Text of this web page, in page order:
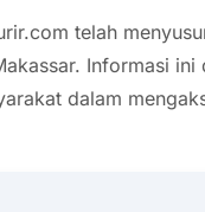
telah
Informasi
dalam